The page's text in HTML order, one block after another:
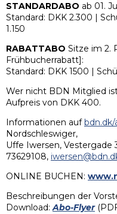
STANDARDABO ab 01.
Standard: DKK 2.300 |
1.150
RABATTABO Sitze im 2.
Frühbucherrabatt]:
Standard: DKK 1500 |
Wer nicht BDN Mitglied
Aufpreis von DKK 400.
Informationen aufbdn.dk/
Nordschleswiger,
Uffe Iwersen, Vestergade
73629108,
ONLINE BUCHEN:
Beschreibungen der
Download:Abo-Flyer